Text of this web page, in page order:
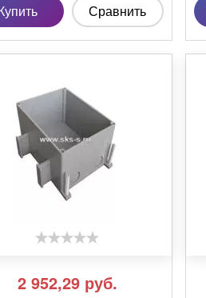
Сравнить
2 952,29 руб.